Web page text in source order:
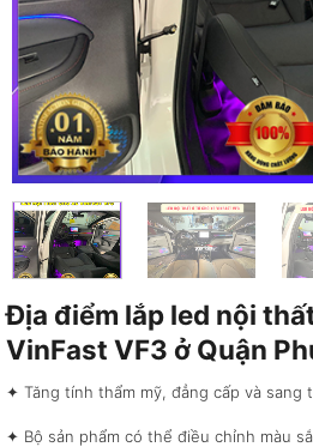
Địa điểm lắp led nội
VinFast VF3 ở Quận
✦ Tăng tính thẩm mỹ, đẳng cấp và sang
✦ Bộ sản phẩm có thể điều chỉnh màu